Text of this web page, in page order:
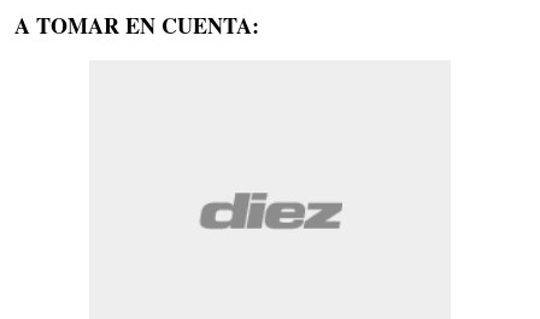
A TOMAR EN CUENTA: